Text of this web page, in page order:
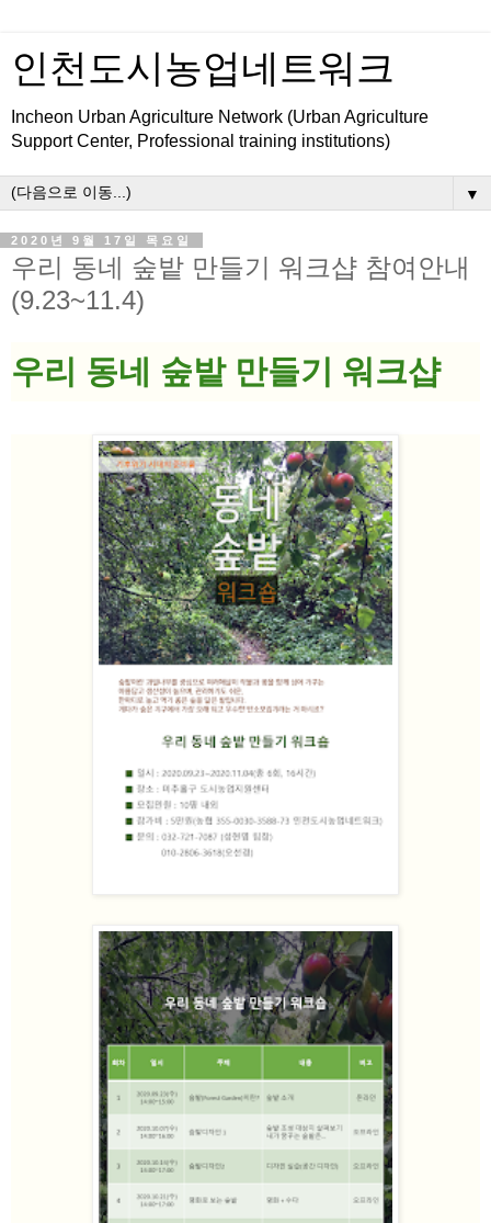
인천도시농업네트워크
Incheon Urban Agriculture Network (Urban Agriculture
Support Center, Professional training institutions)
▼
2020년 9월 17일 목요일
우리 동네 숲밭 만들기 워크샵 참여안내
(9.23~11.4)
우리 동네 숲밭 만들기 워크샵